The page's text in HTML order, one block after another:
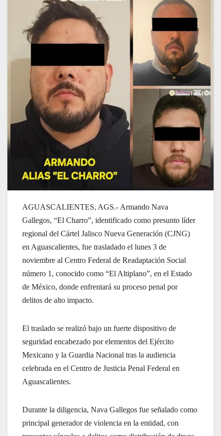
AGUASCALIENTES, AGS.- Armando Nava
Gallegos, “El Charro”, identificado como presunto líder
regional del Cártel Jalisco Nueva Generación (CJNG)
en Aguascalientes, fue trasladado el lunes 3 de
noviembre al Centro Federal de Readaptación Social
número 1, conocido como “El Altiplano”, en el Estado
de México, donde enfrentará su proceso penal por
delitos de alto impacto.
El traslado se realizó bajo un fuerte dispositivo de
seguridad encabezado por elementos del Ejército
Mexicano y la Guardia Nacional tras la audiencia
celebrada en el Centro de Justicia Penal Federal en
Aguascalientes.
Durante la diligencia, Nava Gallegos fue señalado como
principal generador de violencia en la entidad, con